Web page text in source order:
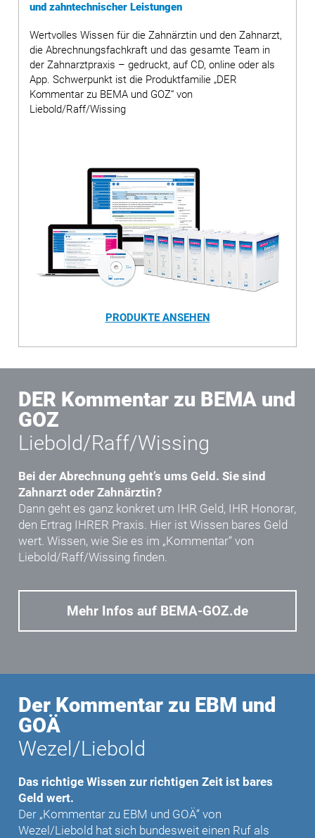
und zahntechnischer Leistungen
Wertvolles Wissen für die Zahnärztin und den Zahnarzt,
die Abrechnungsfachkraft und das gesamte Team in
der Zahnarztpraxis – gedruckt, auf CD, online oder als
App. Schwerpunkt ist die Produktfamilie „DER
Kommentar zu BEMA und GOZ“ von
Liebold/Raff/Wissing
PRODUKTE ANSEHEN
DER Kommentar zu BEMA und
GOZ
Liebold/Raff/Wissing
Bei der Abrechnung geht’s ums Geld. Sie sind
Zahnarzt oder Zahnärztin?
Dann geht es ganz konkret um IHR Geld, IHR Honorar,
den Ertrag IHRER Praxis. Hier ist Wissen bares Geld
wert. Wissen, wie Sie es im „Kommentar“ von
Liebold/Raff/Wissing finden.
Mehr Infos auf BEMA-GOZ.de
Der Kommentar zu EBM und
GOÄ
Wezel/Liebold
Das richtige Wissen zur richtigen Zeit ist bares
Geld wert.
Der „Kommentar zu EBM und GOÄ“ von
Wezel/Liebold hat sich bundesweit einen Ruf als